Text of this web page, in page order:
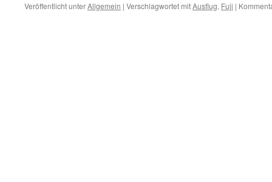
Veröffentlicht unterAllgemein | Verschlagwortet mitAusflug, Fuji |